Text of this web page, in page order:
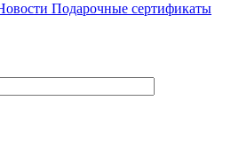
Подарочные сертификаты